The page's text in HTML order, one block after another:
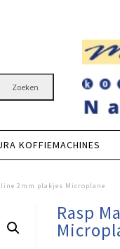
Zoeken
KOFFIEMACHINES
2mm plakjes Microplane
Rasp